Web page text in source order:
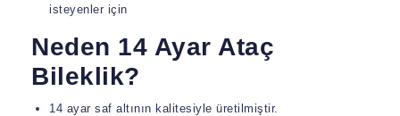
isteyenler için
Neden 14 Ayar Ataç
Bileklik?
14 ayar saf altının kalitesiyle üretilmiştir.